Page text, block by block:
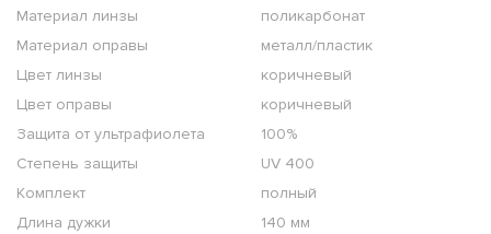
Материал линзы
поликарбонат
Материал оправы
металл/пластик
Цвет линзы
коричневый
Цвет оправы
коричневый
Защита от ультрафиолета
100%
Степень защиты
UV 400
Комплект
полный
Длина дужки
140 мм